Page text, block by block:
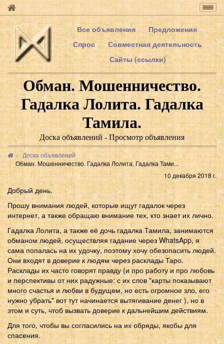
Все объявления
Предложения
Спрос
Совместная деятельность
Сайты (ссылки)
Обман. Мошенничество.
Гадалка Лолита. Гадалка
Тамила.
Доска объявлений - Просмотр объявления
Доска объявлений
Обман. Мошенничество. Гадалка Лолита. Гадалка Тами...
10 декабря 2018 г.
Добрый день.
Прошу внимания людей, которые ищут гадалок через
интернет, а также обращаю внимание тех, кто знает их лично.
Гадалка Лолита, а также её дочь гадалка Тамила, занимаются
обманом людей, осуществляя гадание через WhatsApp, я
сама попалась на их удочку, поэтому хочу обезопасить людей.
Они входят в доверие к людям через расклады Таро.
Расклады их часто говорят правду (и про работу и про любовь
и перспективы от них радужные: с их слов "карты показывают
много счастья и любви в будущем, но есть огромное зло, его
нужно убрать" вот тут начинается вытягивание денег ), но в
этом и суть, чтоб вызвать доверие к дальнейшим действиям.
Для того, чтобы вы согласились на их обряды, якобы для
спасения.